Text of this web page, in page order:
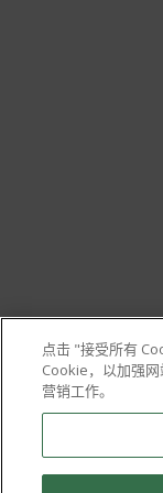
点击 "接受所有
Cookie，以加强
营销工作。